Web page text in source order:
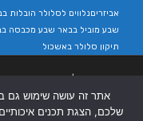
אביזריםנלווים לסלולר הובלות
שבע מוביל בבאר שבע מכבסה
תיקון סלולר באשכול
אתר זה עושה שימוש גם
שלכם, הצגת תכנים